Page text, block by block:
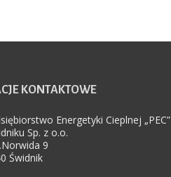
KONTAKTOWE
Energetyki Cieplnej „PEC”
Sp. z o.o.
9
Świdnik